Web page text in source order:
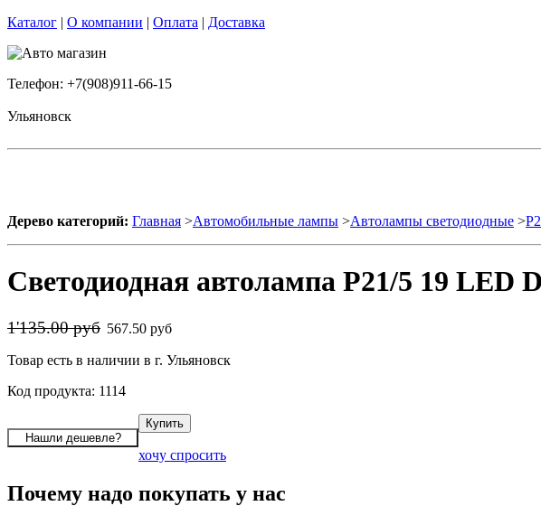
Каталог | О компании | Оплата | Доставка
Телефон: +7(908)911-66-15
Ульяновск
Дерево категорий: Главная >Автомобильные лампы >Автолампы светодиодные >
Светодиодная автолампа P21/5 19 LED
1'135.00 руб 567.50 руб
Товар есть в наличии в г. Ульяновск
Код продукта: 1114
хочу спросить
Почему надо покупать у нас